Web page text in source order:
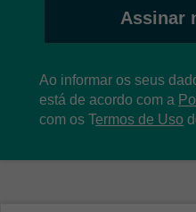
Assinar
Ao informar os seus
está de acordo com a
com os Termos de Uso